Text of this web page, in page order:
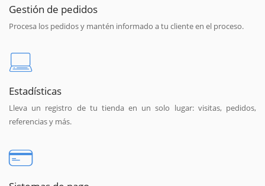
Gestión de pedidos
Procesa los pedidos y mantén informado a tu cliente en el proceso.
Estadísticas
Lleva un registro de tu tienda en un solo lugar: visitas, pedidos,
referencias y más.